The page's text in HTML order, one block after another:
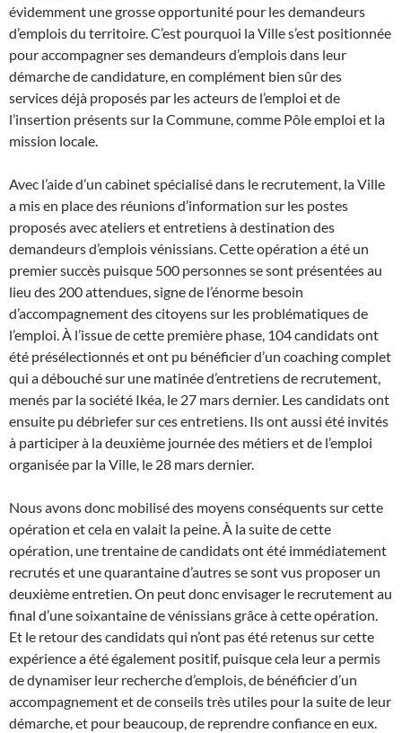
évidemment une grosse opportunité pour les demandeurs
d’emplois du territoire. C’est pourquoi la Ville s’est positionnée
pour accompagner ses demandeurs d’emplois dans leur
démarche de candidature, en complément bien sûr des
services déjà proposés par les acteurs de l’emploi et de
l’insertion présents sur la Commune, comme Pôle emploi et la
mission locale.
Avec l’aide d’un cabinet spécialisé dans le recrutement, la Ville
a mis en place des réunions d’information sur les postes
proposés avec ateliers et entretiens à destination des
demandeurs d’emplois vénissians. Cette opération a été un
premier succès puisque 500 personnes se sont présentées au
lieu des 200 attendues, signe de l’énorme besoin
d’accompagnement des citoyens sur les problématiques de
l’emploi. À l’issue de cette première phase, 104 candidats ont
été présélectionnés et ont pu bénéficier d’un coaching complet
qui a débouché sur une matinée d’entretiens de recrutement,
menés par la société Ikéa, le 27 mars dernier. Les candidats ont
ensuite pu débriefer sur ces entretiens. Ils ont aussi été invités
à participer à la deuxième journée des métiers et de l’emploi
organisée par la Ville, le 28 mars dernier.
Nous avons donc mobilisé des moyens conséquents sur cette
opération et cela en valait la peine. À la suite de cette
opération, une trentaine de candidats ont été immédiatement
recrutés et une quarantaine d’autres se sont vus proposer un
deuxième entretien. On peut donc envisager le recrutement au
final d’une soixantaine de vénissians grâce à cette opération.
Et le retour des candidats qui n’ont pas été retenus sur cette
expérience a été également positif, puisque cela leur a permis
de dynamiser leur recherche d’emplois, de bénéficier d’un
accompagnement et de conseils très utiles pour la suite de leur
démarche, et pour beaucoup, de reprendre confiance en eux.